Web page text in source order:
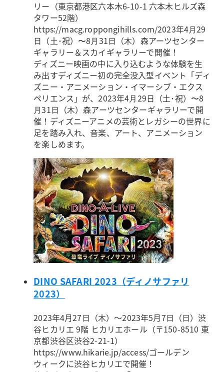
リー（東京都港区六本木6-10-1 六本木ヒルズ森
タワー52階）
https://macg.roppongihills.com/2023年4⽉29
日（土･祝）〜8⽉31日（⽊）森アーツセンター
ギャラリー＆スカイギャラリーで開催！
ディズニー映画の中に入り込むような体験を生
み出すディズニー初の完全没入型イベント「ディ
ズニー・アニメーション・イマーシブ・エクス
ペリエンス」が、2023年4⽉29日（土･祝）〜8
⽉31日（⽊）森アーツセンターギャラリーで開
催！ディズニーアニメの芸術とレガシーの世界に
足を踏み入れ、音楽、アート、アニメーション
を楽しめます。
DINO SAFARI 2023（ディノサファリ
2023）
2023年4月27日（木）～2023年5月7日（日） 渋
谷ヒカリエ 9階 ヒカリエホール（〒150-8510 東
京都渋谷区渋谷2-21-1）
https://www.hikarie.jp/access/ゴールデン
ウィークに渋谷ヒカリエで開催！